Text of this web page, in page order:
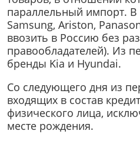
параллельный импорт. В
Samsung, Ariston,
ввозить в Россию без
правообладателей). Из
бренды Kia и Hyundai.
Со следующего дня из
входящих в состав
физического лица,
месте рождения.